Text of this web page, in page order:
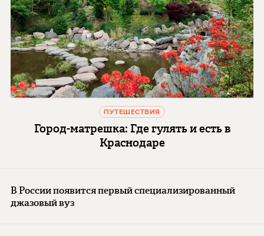
ПУТЕШЕСТВИЯ
Город-матрешка: Где гулять и есть в
Краснодаре
В России появится первый специализированный
джазовый вуз